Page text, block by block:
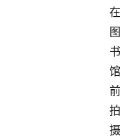
在
图
书
馆
前
拍
摄